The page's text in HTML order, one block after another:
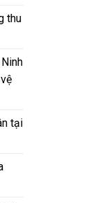
thu
tại